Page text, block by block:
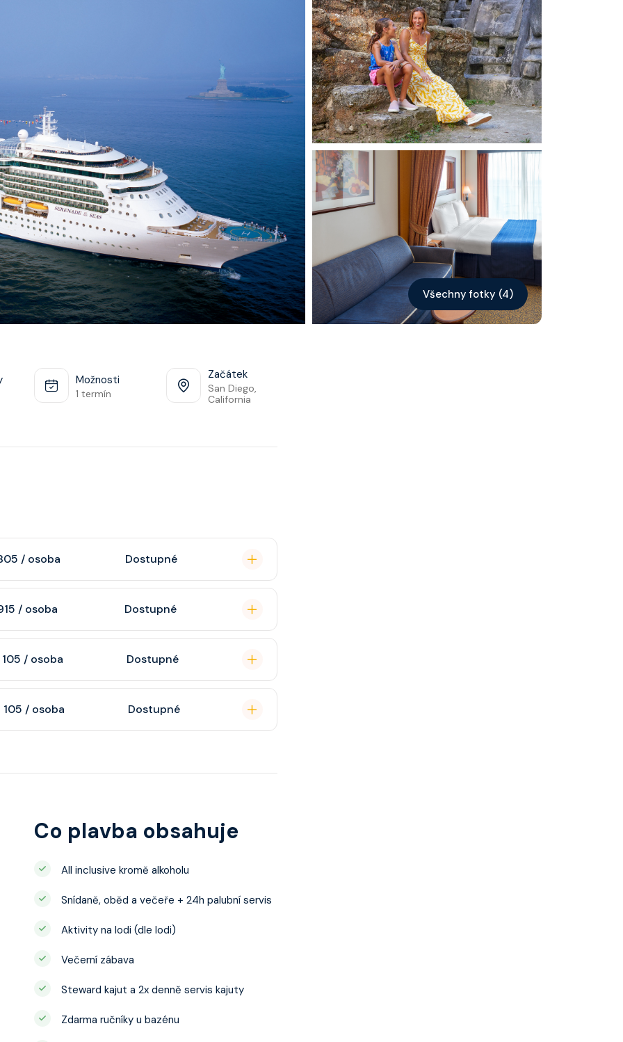
Kontakt
Vyhledat plavbu
Všechny fotky (4)
Možnosti
1 termín
Začátek
San Diego,
California
/ osoba Dostupné
koupelnu se
TV, rádio,
/ osoba Dostupné
výhledem dle
105 / osoba Dostupné
koupelnu
TV,
105 / osoba Dostupné
šatnu,
Co plavba obsahuje
All inclusive kromě alkoholu
Snídaně, oběd a večeře + 24h palubní servis
Aktivity na lodi (dle lodi)
Večerní zábava
Steward kajut a 2x denně servis kajuty
Zdarma ručníky u bazénu